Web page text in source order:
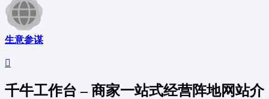
生意参谋
千牛工作台 – 商家一站式经营阵地网站介